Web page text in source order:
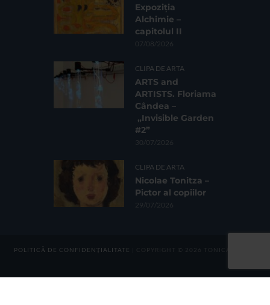
Expoziția
Alchimie –
capitolul II
07/08/2026
CLIPA DE ARTA
ARTS and
ARTISTS. Floriama
Cândea –
„Invisible Garden
#2”
30/07/2026
CLIPA DE ARTA
Nicolae Tonitza –
Pictor al copiilor
29/07/2026
POLITICĂ DE CONFIDENȚIALITATE | COPYRIGHT © 2026 TONICA GROUP